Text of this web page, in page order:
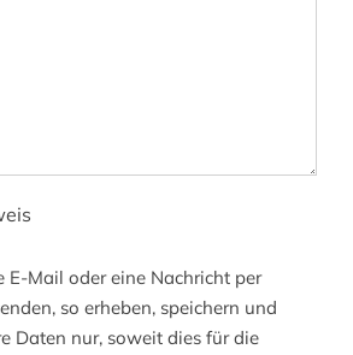
E-Mail oder eine Nachricht per
so erheben, speichern und
Daten nur, soweit dies für die